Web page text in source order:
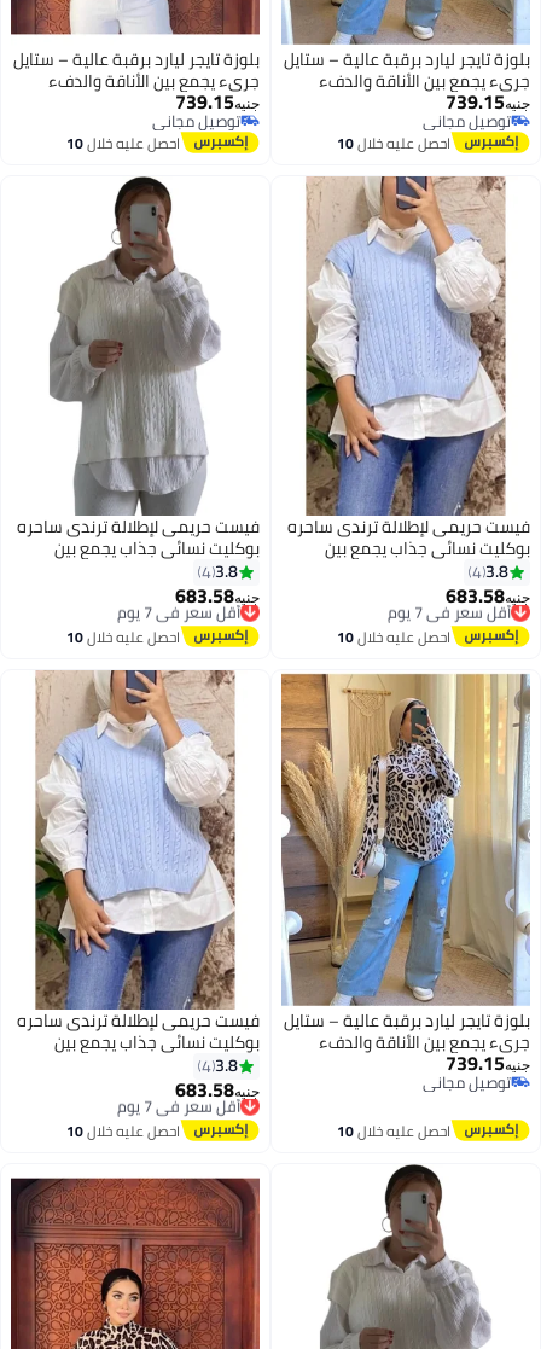
3
بلوزة تايجر ليارد برقبة عالية – ستايل
جريء يجمع بين الأناقة والدفء
بلوزه بصباع تجمع بين الشياكه
والاناقه كود 4500
جنيه739.15
توصيل مجاني
توصيل مجانياحصل عليه خلال10
اغسطس
3
بلوزة تايجر ليارد برقبة عالية – ستايل
جريء يجمع بين الأناقة والدفء
بلوزه بصباع تجمع بين الشياكه
والاناقه كود 4500
جنيه739.15
توصيل مجاني
توصيل مجانياحصل عليه خلال10
اغسطس
5
فيست حريمى لإطلالة ترندى ساحره
بوكليت نسائي جذاب يجمع بين
الرُقي والنعومة بأسلوب يخطف
الأنظار كود 4504
3.8
4
جنيه683.58
أقل سعر في 7 يوم
توصيل مجاني
أقل سعر في 7 يوماحصل عليه خلال10
اغسطس
5
فيست حريمى لإطلالة ترندى ساحره
بوكليت نسائي جذاب يجمع بين
الرُقي والنعومة بأسلوب يخطف
الأنظار كود 4504
3.8
4
جنيه683.58
أقل سعر في 7 يوم
توصيل مجاني
أقل سعر في 7 يوماحصل عليه خلال10
اغسطس
بلوزة تايجر ليارد برقبة عالية – ستايل
جريء يجمع بين الأناقة والدفء
بلوزه بصباع تجمع بين الشياكه
والاناقه كود 4500
جنيه739.15
توصيل مجاني
توصيل مجاني
احصل عليه خلال10
اغسطس
5
فيست حريمى لإطلالة ترندى ساحره
بوكليت نسائي جذاب يجمع بين
الرُقي والنعومة بأسلوب يخطف
الأنظار كود 4504
3.8
4
جنيه683.58
أقل سعر في 7 يوم
توصيل مجاني
أقل سعر في 7 يوماحصل عليه خلال10
اغسطس